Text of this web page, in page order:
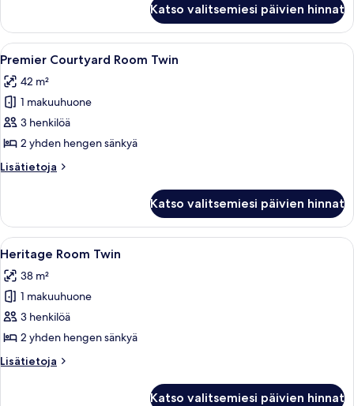
Room
(incl
$100
SGD
dining
credit)
kuvat
Good
Life
Package
Heritage
Room
$100
SGD
credit)
Katso valitsemiesi päivien hinnat
Avaa
kaikki
huonetyypin
Premier
Courtyard
Room
Twin
kuvat
Hotellihuone, jossa on kaksi
6
Premier Courtyard Room Twin
42 m²
1 makuuhuone
3 henkilöä
2 yhden hengen sänkyä
Lisätietoja
Lisätietoja
Room
Twin
Katso valitsemiesi päivien hinnat
Avaa
kaikki
huonetyypin
Heritage
Room
Twin
kuvat
Hotellihuone, jossa on kaksi
8
Heritage Room Twin
38 m²
1 makuuhuone
3 henkilöä
2 yhden hengen sänkyä
Lisätietoja
Lisätietoja
Katso valitsemiesi päivien hinnat